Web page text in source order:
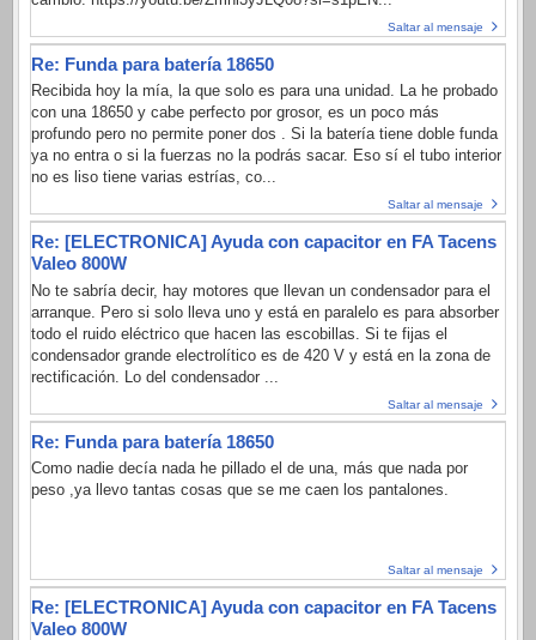
Saltar al mensaje
Re: Funda para batería 18650
Recibida hoy la mía, la que solo es para una unidad. La he probado
con una 18650 y cabe perfecto por grosor, es un poco más
profundo pero no permite poner dos . Si la batería tiene doble funda
ya no entra o si la fuerzas no la podrás sacar. Eso sí el tubo interior
no es liso tiene varias estrías, co...
Saltar al mensaje
Re: [ELECTRONICA] Ayuda con capacitor en FA Tacens
Valeo 800W
No te sabría decir, hay motores que llevan un condensador para el
arranque. Pero si solo lleva uno y está en paralelo es para absorber
todo el ruido eléctrico que hacen las escobillas. Si te fijas el
condensador grande electrolítico es de 420 V y está en la zona de
rectificación. Lo del condensador ...
Saltar al mensaje
Re: Funda para batería 18650
Como nadie decía nada he pillado el de una, más que nada por
peso ,ya llevo tantas cosas que se me caen los pantalones.
Saltar al mensaje
Re: [ELECTRONICA] Ayuda con capacitor en FA Tacens
Valeo 800W